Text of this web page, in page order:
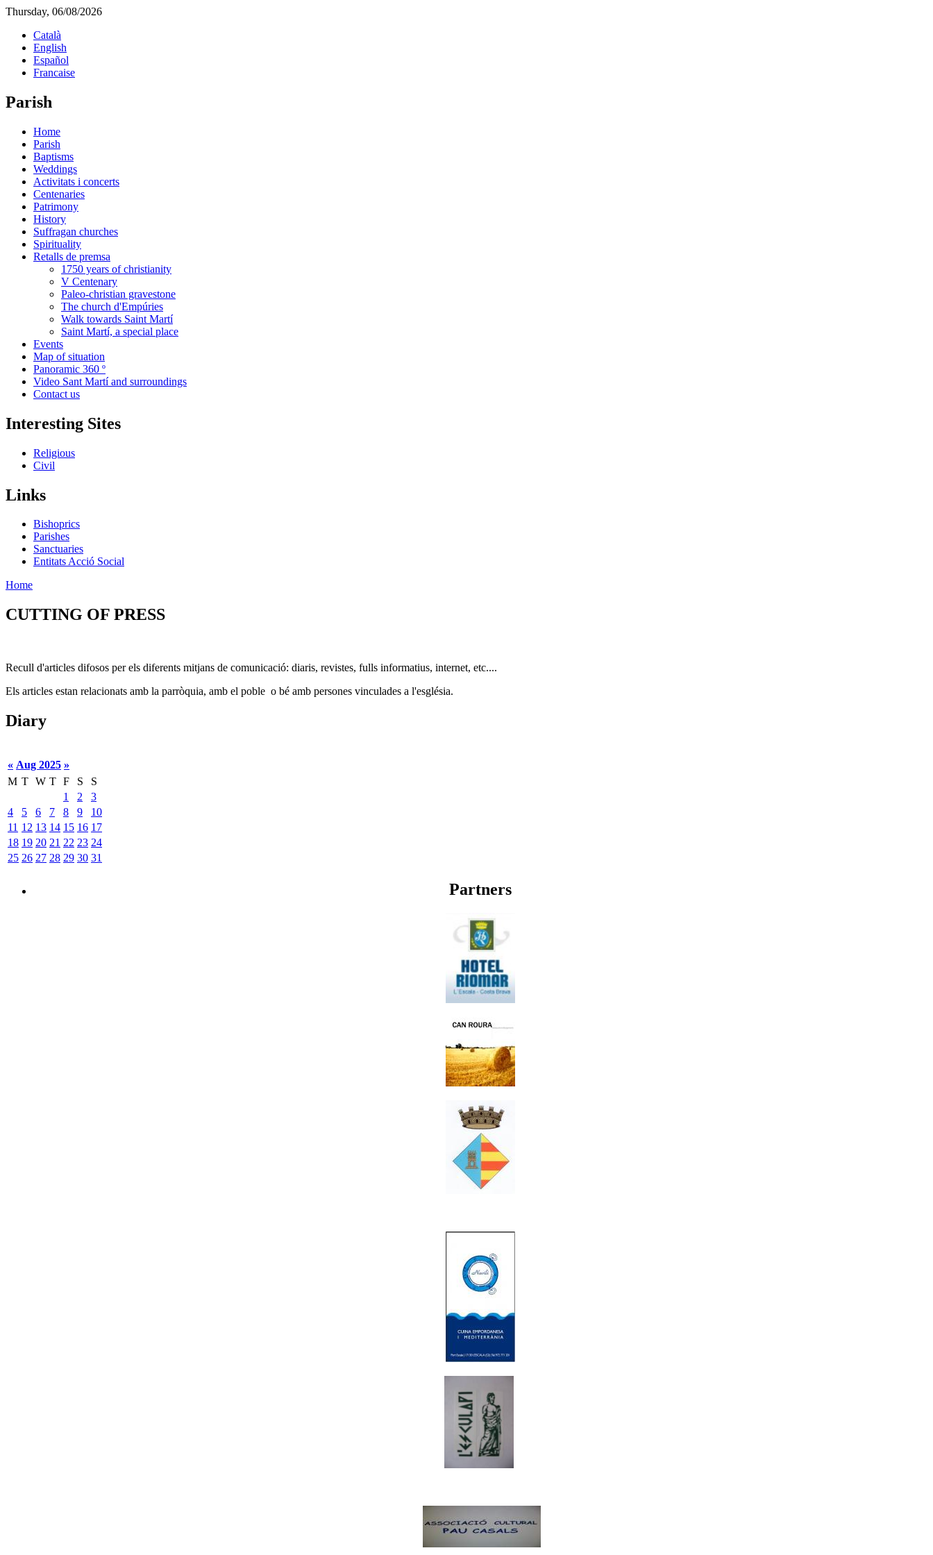
Thursday, 06/08/2026
Català
English
Español
Francaise
Parish
Home
Parish
Baptisms
Weddings
Activitats i concerts
Centenaries
Patrimony
History
Suffragan churches
Spirituality
Retalls de premsa
1750 years of christianity
V Centenary
Paleo-christian gravestone
The church d'Empúries
Walk towards Saint Martí
Saint Martí, a special place
Events
Map of situation
Panoramic 360 º
Video Sant Martí and surroundings
Contact us
Interesting Sites
Religious
Civil
Links
Bishoprics
Parishes
Sanctuaries
Entitats Acció Social
Home
CUTTING OF PRESS
Recull d'articles difosos per els diferents mitjans de comunicació: diaris, revistes, fulls informatius, internet, etc....
Els articles estan relacionats amb la parròquia, amb el poble o bé amb persones vinculades a l'església.
Diary
« Aug 2025 »
M T W T F S
S
1
2
3
4
5 6 7 8 9
10
11 12 13 14 15 16 17
18 19 20 21 22 23 24
25 26 27 28 29 30 31
Partners